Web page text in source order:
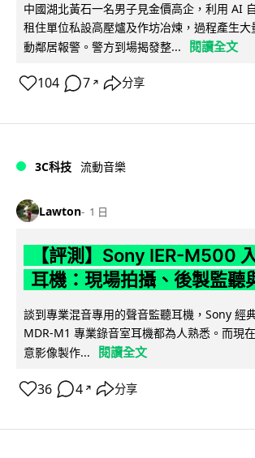
中國湖北黃石一名男子見金價高企，利用 AI
租住單位私設高壓爐及作坊冶煉，過程產生
動鄰居報警。警方到場揭發整...
閱讀全文
104 7 ↗ 分享
3C科技 流動音樂
Lawton 1 日
【評測】Sony IER-M500
耳機：現場拍攝、後製監聽
談到專業混音專用的聲音監聽耳機，Sony 經
MDR-M1 專業錄音室耳機都為人熟悉。而現
意影像製作...
閱讀全文
36 4 ↗ 分享